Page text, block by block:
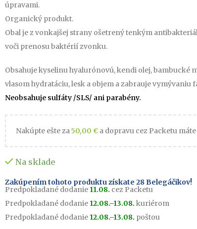
úpravami.
Organický produkt.
Obal je z vonkajšej strany ošetrený tenkým
voči prenosu baktérií zvonku.
Obsahuje kyselinu hyalurónovú, kendi olej, bambucké
vlasom hydratáciu, lesk a objem a zabrauje vymývaniu
Neobsahuje sulfáty /SLS/ ani parabény.
Nakúpte ešte za50,00 € a dopravu cez Packetu
Na sklade
Zakúpením tohoto produktu získate 28Belegáčikov!
Predpokladané dodanie 11.08. cez Packetu
Predpokladané dodanie 12.08.–13.08. kuriérom
Predpokladané dodanie 12.08.–13.08. poštou